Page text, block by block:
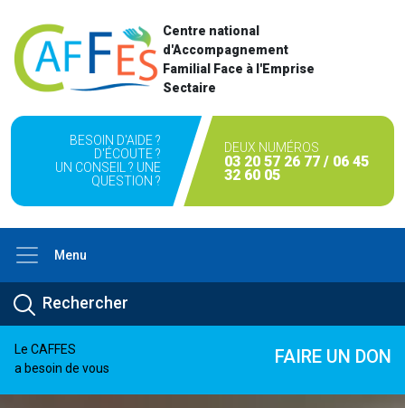
Centre national
d'Accompagnement
Familial Face à l'Emprise
Sectaire
BESOIN D'AIDE ?
D'ÉCOUTE ?
UN CONSEIL ? UNE
QUESTION ?
DEUX NUMÉROS
03 20 57 26 77 / 06 45
32 60 05
Menu
Le CAFFES
a besoin de vous
FAIRE UN DON